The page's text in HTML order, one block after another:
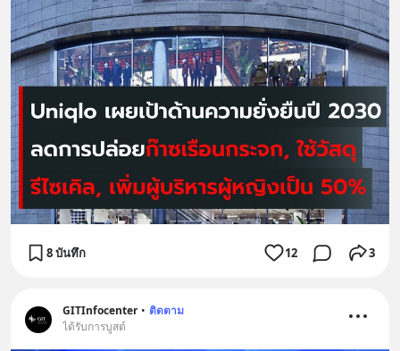
8 บันทึก 12 3
GITInfocenter • ติดตาม
ได้รับการบูสต์